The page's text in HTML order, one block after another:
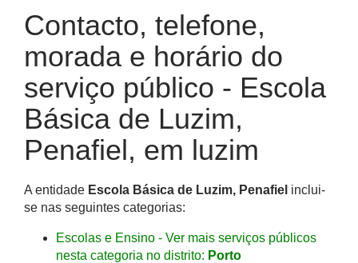
Contacto, telefone,
morada e horário do
serviço público - Escola
Básica de Luzim,
Penafiel, em luzim
A entidade Escola Básica de Luzim, Penafiel inclui-
se nas seguintes categorias:
Escolas e Ensino - Ver mais serviços públicos
nesta categoria no distrito: Porto